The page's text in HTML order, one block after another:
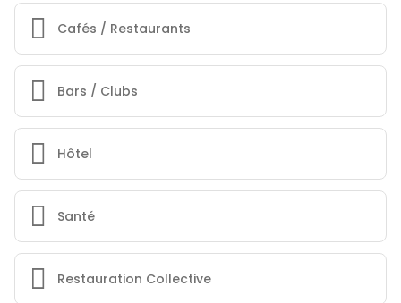
Cafés / Restaurants
Bars / Clubs
Hôtel
Santé
Restauration Collective